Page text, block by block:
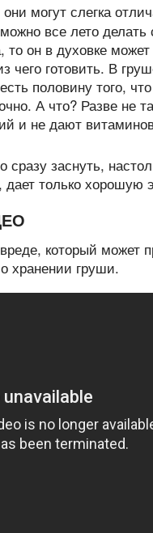
могут слегка
все лето
он в духовке
чего готовить. В
половину того,
А что? Разве не
и не дают
заснуть,
только хорошую
который может
хранении груши.